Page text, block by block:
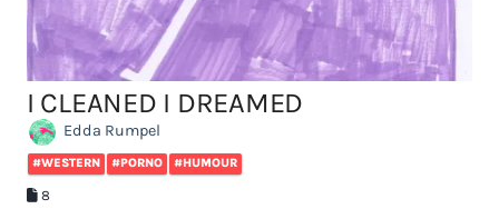
I CLEANED I DREAMED
Edda Rumpel
#WESTERN #PORNO #HUMOUR
8